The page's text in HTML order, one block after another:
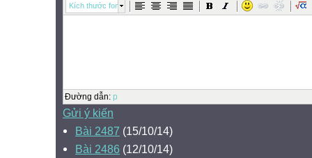
Kích thước font
Đường dẫn: p
Gửi ý kiến
Bài 2487 (15/10/14)
Bài 2486 (12/10/14)